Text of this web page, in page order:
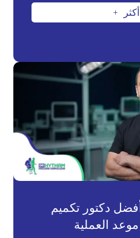
L
دكتور تكميم
العملية